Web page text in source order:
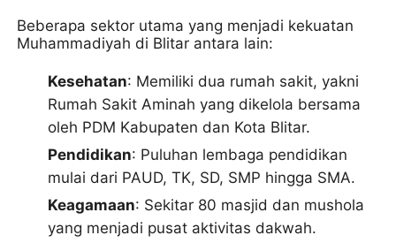
Beberapa sektor utama yang menjadi kekuatan
Muhammadiyah di Blitar antara lain:
Kesehatan: Memiliki dua rumah sakit, yakni
Rumah Sakit Aminah yang dikelola bersama
oleh PDM Kabupaten dan Kota Blitar.
Pendidikan: Puluhan lembaga pendidikan
mulai dari PAUD, TK, SD, SMP hingga SMA.
Keagamaan: Sekitar 80 masjid dan mushola
yang menjadi pusat aktivitas dakwah.